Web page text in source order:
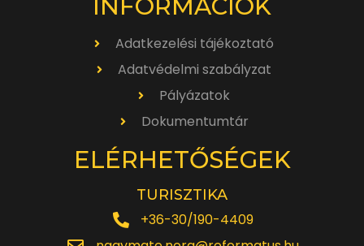
INFORMÁCIÓK
Adatkezelési tájékoztató
Adatvédelmi szabályzat
Pályázatok
Dokumentumtár
ELÉRHETŐSÉGEK
TURISZTIKA
+36-30/190-4409